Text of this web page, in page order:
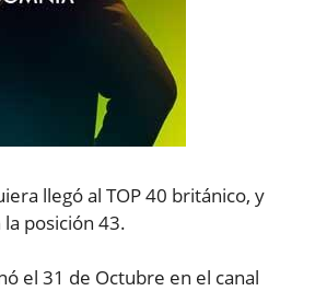
llegó al TOP 40 británico, y
posición 43.
el 31 de Octubre en el canal